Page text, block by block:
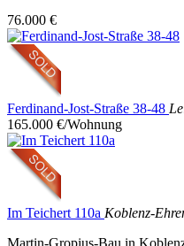
76.000 €
Ferdinand-Jost-Straße 38-48
165.000 €/Wohnung
Im Teichert 110a Koblenz-